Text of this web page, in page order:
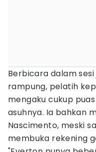
Berbicara dalam
rampung, pelatih
mengaku cukup
asuhnya. Ia bahkan
Nascimento, meski
membuka rekening